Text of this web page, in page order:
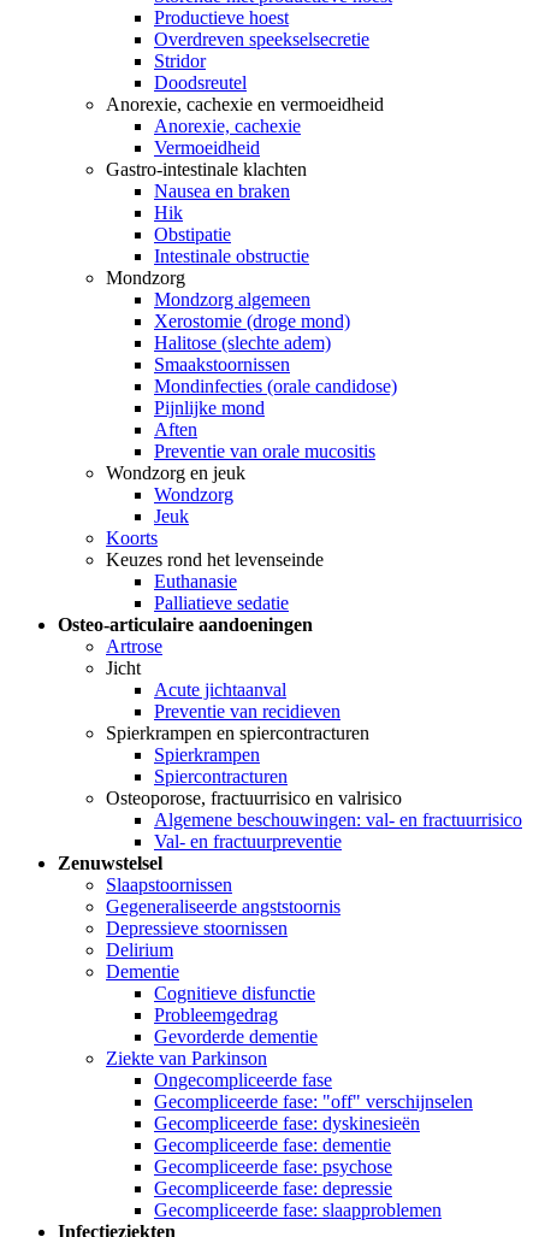
Productieve hoest
Overdreven speekselsecretie
Stridor
Doodsreutel
Anorexie, cachexie en vermoeidheid
Anorexie, cachexie
Vermoeidheid
Gastro-intestinale klachten
Nausea en braken
Hik
Obstipatie
Intestinale obstructie
Mondzorg
Mondzorg algemeen
Xerostomie (droge mond)
Halitose (slechte adem)
Smaakstoornissen
Mondinfecties (orale candidose)
Pijnlijke mond
Aften
Preventie van orale mucositis
Wondzorg en jeuk
Wondzorg
Jeuk
Koorts
Keuzes rond het levenseinde
Euthanasie
Palliatieve sedatie
Osteo-articulaire aandoeningen
Artrose
Jicht
Acute jichtaanval
Preventie van recidieven
Spierkrampen en spiercontracturen
Spierkrampen
Spiercontracturen
Osteoporose, fractuurrisico en valrisico
Algemene beschouwingen: val- en fractuurrisico
Val- en fractuurpreventie
Zenuwstelsel
Slaapstoornissen
Gegeneraliseerde angststoornis
Depressieve stoornissen
Delirium
Dementie
Cognitieve disfunctie
Probleemgedrag
Gevorderde dementie
Ziekte van Parkinson
Ongecompliceerde fase
Gecompliceerde fase: "off" verschijnselen
Gecompliceerde fase: dyskinesieën
Gecompliceerde fase: dementie
Gecompliceerde fase: psychose
Gecompliceerde fase: depressie
Gecompliceerde fase: slaapproblemen
Infectieziekten